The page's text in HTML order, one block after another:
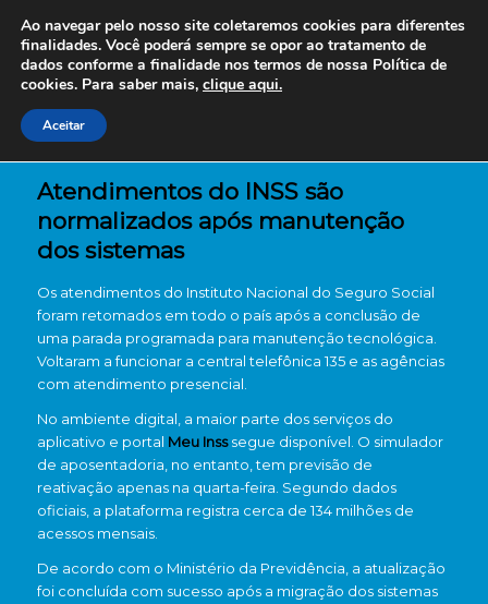
Atendimentos do INSS são
normalizados após manutenção
dos sistemas
Os atendimentos do Instituto Nacional do Seguro Social
foram retomados em todo o país após a conclusão de
uma parada programada para manutenção tecnológica.
Voltaram a funcionar a central telefônica 135 e as agências
com atendimento presencial.
No ambiente digital, a maior parte dos serviços do
aplicativo e portal Meu Insssegue disponível. O simulador
de aposentadoria, no entanto, tem previsão de
reativação apenas na quarta-feira. Segundo dados
oficiais, a plataforma registra cerca de 134 milhões de
acessos mensais.
De acordo com o Ministério da Previdência, a atualização
foi concluída com sucesso após a migração dos sistemas
Ao navegar pelo nosso site coletaremos cookies para diferentes
finalidades. Você poderá sempre se opor ao tratamento de
dados conforme a finalidade nos termos de nossa Política de
cookies. Para saber mais, clique aqui.
Aceitar